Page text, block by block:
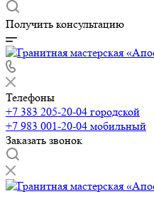
Получить консультацию
Телефоны
+7 383 205-20-04 городской
+7 983 001-20-04 мобильный
Заказать звонок